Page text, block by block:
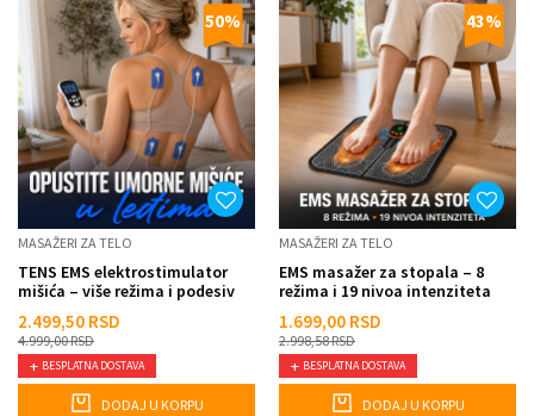
50%
MASAŽERI ZA TELO
TENS EMS elektrostimulator
mišića – više režima i podesiv
2.499,50 RSD
4.999,00RSD
BESPLATNA DOSTAVA
DODAJ U KORPU
43%
MASAŽERI ZA TELO
EMS masažer za stopala – 8
režima i 19 nivoa intenziteta
1.699,00 RSD
2.998,58RSD
BESPLATNA DOSTAVA
DODAJ U KORPU